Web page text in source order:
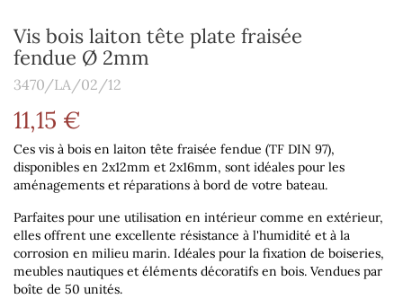
Vis bois laiton tête plate fraisée
fendue Ø 2mm
3470/LA/02/12
11,15 €
Ces vis à bois en laiton tête fraisée fendue (TF DIN 97),
disponibles en 2x12mm et 2x16mm, sont idéales pour les
aménagements et réparations à bord de votre bateau.
Parfaites pour une utilisation en intérieur comme en extérieur,
elles offrent une excellente résistance à l'humidité et à la
corrosion en milieu marin. Idéales pour la fixation de boiseries,
meubles nautiques et éléments décoratifs en bois. Vendues par
boîte de 50 unités.